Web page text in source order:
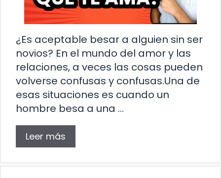
¿Es aceptable besar a alguien sin ser
novios? En el mundo del amor y las
relaciones, a veces las cosas pueden
volverse confusas y confusas.Una de
esas situaciones es cuando un
hombre besa a una …
Leer más